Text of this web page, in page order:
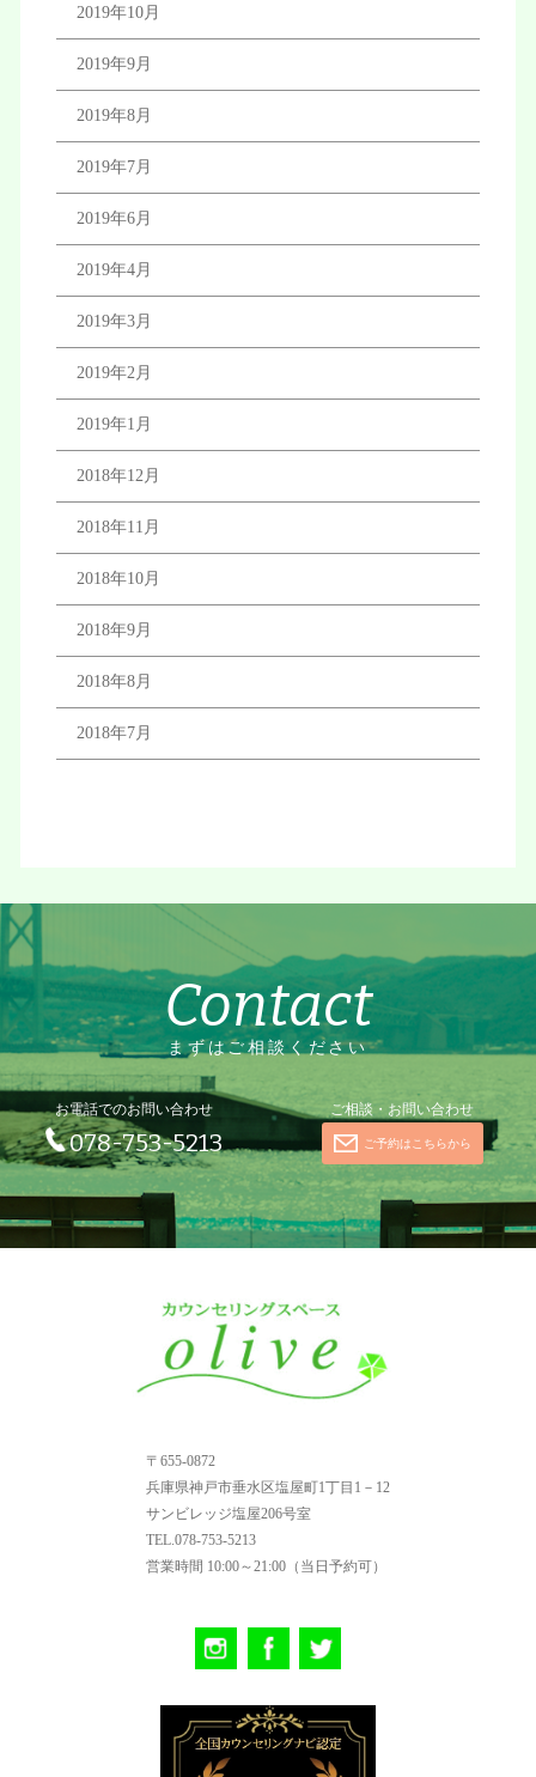
2019年10月
2019年9月
2019年8月
2019年7月
2019年6月
2019年4月
2019年3月
2019年2月
2019年1月
2018年12月
2018年11月
2018年10月
2018年9月
2018年8月
2018年7月
Contact
まずはご相談ください
お電話でのお問い合わせ
078-753-5213
ご相談・お問い合わせ
ご予約はこちらから
〒655-0872
兵庫県神戸市垂水区塩屋町1丁目1－12
サンビレッジ塩屋206号室
TEL.078-753-5213
営業時間 10:00～21:00（当日予約可）